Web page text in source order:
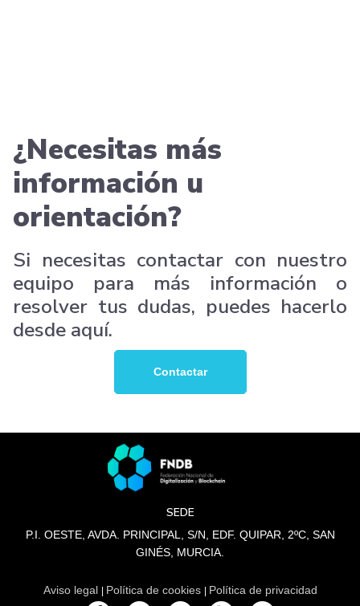
¿Necesitas más
información u
orientación?
Si necesitas contactar con nuestro
equipo para más información o
resolver tus dudas, puedes hacerlo
desde aquí.
Contactar
SEDE
P.I. OESTE, AVDA. PRINCIPAL, S/N, EDF. QUIPAR, 2ºC, SAN
GINÉS, MURCIA.
Aviso legal | Política de cookies | Política de privacidad